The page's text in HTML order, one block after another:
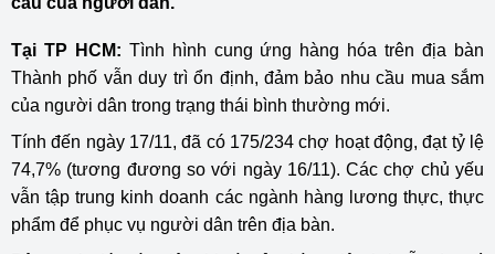
Tại TP HCM: Tình hình cung ứng hàng hóa trên địa bàn
Thành phố vẫn duy trì ổn định, đảm bảo nhu cầu mua sắm
của người dân trong trạng thái bình thường mới.
Tính đến ngày 17/11, đã có 175/234 chợ hoạt động, đạt tỷ lệ
74,7% (tương đương so với ngày 16/11). Các chợ chủ yếu
vẫn tập trung kinh doanh các ngành hàng lương thực, thực
phẩm để phục vụ người dân trên địa bàn.